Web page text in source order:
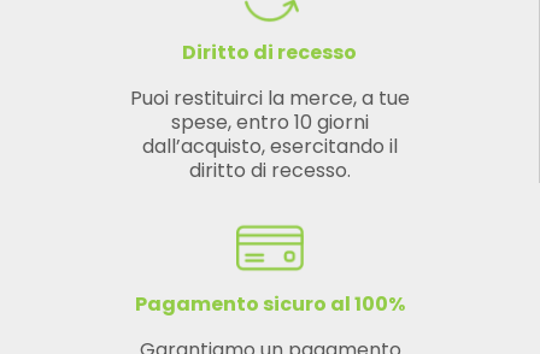
Diritto di recesso
Puoi restituirci la merce, a tue
spese, entro 10 giorni
dall’acquisto, esercitando il
diritto di recesso.
Pagamento sicuro al 100%